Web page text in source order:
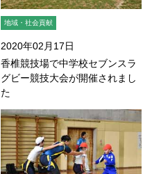
地域・社会貢献
2020年02月17日
香椎競技場で中学校セブンスラ
グビー競技大会が開催されまし
た